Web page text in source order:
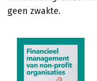
geen zwakte.